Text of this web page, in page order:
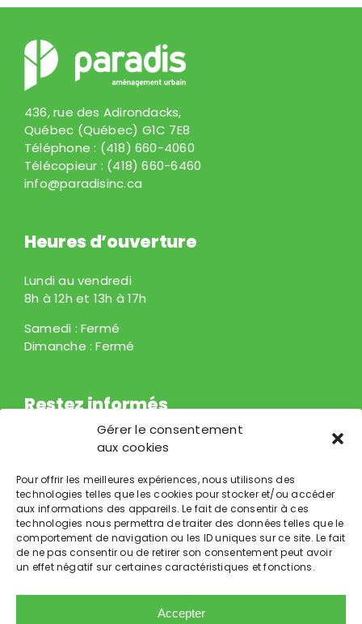
Gérer le consentement
aux cookies
Pour offrir les meilleures expériences, nous utilisons des
technologies telles que les cookies pour stocker et/ou accéder
aux informations des appareils. Le fait de consentir à ces
technologies nous permettra de traiter des données telles que le
comportement de navigation ou les ID uniques sur ce site. Le fait
de ne pas consentir ou de retirer son consentement peut avoir
un effet négatif sur certaines caractéristiques et fonctions.
Accepter
436, rue des Adirondacks,
Québec (Québec) G1C 7E8
Téléphone : (418) 660-4060
Télécopieur : (418) 660-6460
info@paradisinc.ca
Heures d’ouverture
Lundi au vendredi
8h à 12h et 13h à 17h
Samedi : Fermé
Dimanche : Fermé
Restez informés
Courriel *
S'ABONNER